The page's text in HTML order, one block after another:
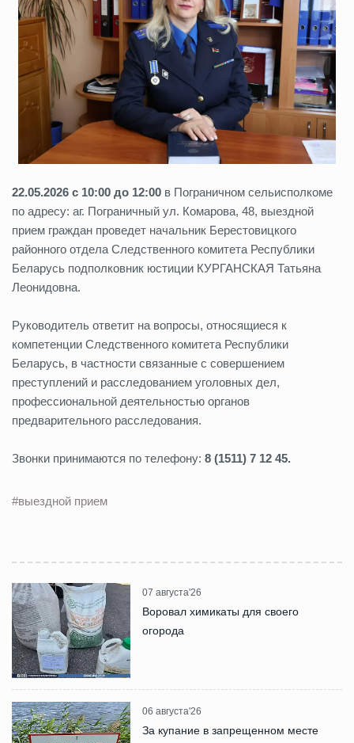
22.05.2026 с 10:00 до 12:00 в Пограничном сельисполкоме
по адресу: аг. Пограничный ул. Комарова, 48, выездной
прием граждан проведет начальник Берестовицкого
районного отдела Следственного комитета Республики
Беларусь подполковник юстиции КУРГАНСКАЯ Татьяна
Леонидовна.
Руководитель ответит на вопросы, относящиеся к
компетенции Следственного комитета Республики
Беларусь, в частности связанные с совершением
преступлений и расследованием уголовных дел,
профессиональной деятельностью органов
предварительного расследования.
Звонки принимаются по телефону: 8 (1511) 7 12 45.
#выездной прием
07 августа'26
Воровал химикаты для своего
огорода
06 августа'26
За купание в запрещенном месте